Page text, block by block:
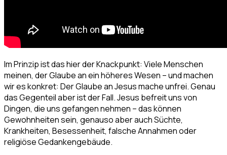
Im Prinzip ist das hier der Knackpunkt: Viele Menschen
meinen, der Glaube an ein höheres Wesen – und machen
wir es konkret: Der Glaube an Jesus mache unfrei. Genau
das Gegenteil aber ist der Fall. Jesus befreit uns von
Dingen, die uns gefangen nehmen – das können
Gewohnheiten sein, genauso aber auch Süchte,
Krankheiten, Besessenheit, falsche Annahmen oder
religiöse Gedankengebäude.